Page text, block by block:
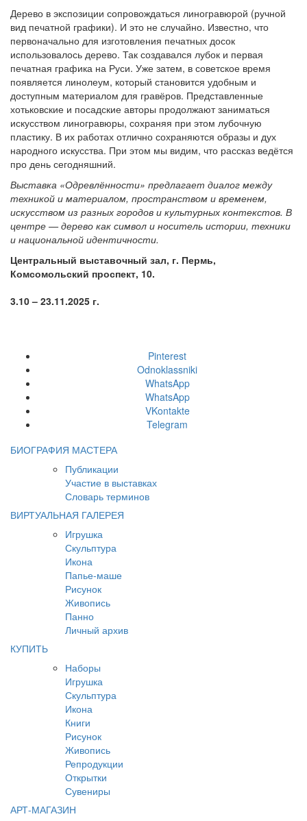
Дерево в экспозиции сопровождаться линогравюрой (ручной
вид печатной графики). И это не случайно. Известно, что
первоначально для изготовления печатных досок
использовалось дерево. Так создавался лубок и первая
печатная графика на Руси. Уже затем, в советское время
появляется линолеум, который становится удобным и
доступным материалом для гравёров. Представленные
хотьковские и посадские авторы продолжают заниматься
искусством линогравюры, сохраняя при этом лубочную
пластику. В их работах отлично сохраняются образы и дух
народного искусства. При этом мы видим, что рассказ ведётся
про день сегодняшний.
Выставка «Одревлённости» предлагает диалог между
техникой и материалом, пространством и временем,
искусством из разных городов и культурных контекстов. В
центре — дерево как символ и носитель истории, техники
и национальной идентичности.
Центральный выставочный зал, г. Пермь,
Комсомольский проспект, 10.
3.10 – 23.11.2025 г.
Pinterest
Odnoklassniki
WhatsApp
WhatsApp
VKontakte
Telegram
БИОГРАФИЯ МАСТЕРА
Публикации
Участие в выставках
Словарь терминов
ВИРТУАЛЬНАЯ ГАЛЕРЕЯ
Игрушка
Скульптура
Икона
Папье-маше
Рисунок
Живопись
Панно
Личный архив
КУПИТЬ
Наборы
Игрушка
Скульптура
Икона
Книги
Рисунок
Живопись
Репродукции
Открытки
Сувениры
АРТ-МАГАЗИН